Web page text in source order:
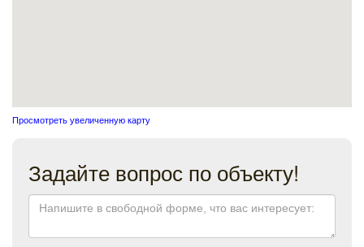
Просмотреть увеличенную карту
Задайте вопрос по объекту!